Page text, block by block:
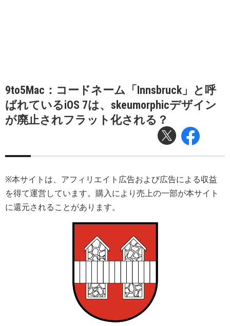
9to5Mac：コードネーム「Innsbruck」と呼
ばれているiOS 7は、skeumorphicデザイン
が廃止されフラット化される？
※本サイトは、アフィリエイト広告および広告による収益
を得て運営しています。購入により売上の一部が本サイト
に還元されることがあります。